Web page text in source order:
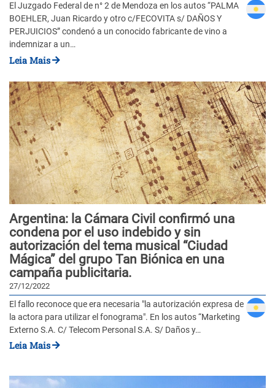
El Juzgado Federal de n° 2 de Mendoza en los autos “PALMA
BOEHLER, Juan Ricardo y otro c/FECOVITA s/ DAÑOS Y
PERJUICIOS” condenó a un conocido fabricante de vino a
indemnizar a un…
Leia Mais
Argentina: la Cámara Civil confirmó una
condena por el uso indebido y sin
autorización del tema musical “Ciudad
Mágica” del grupo Tan Biónica en una
campaña publicitaria.
27/12/2022
El fallo reconoce que era necesaria "la autorización expresa de
la actora para utilizar el fonograma". En los autos “Marketing
Externo S.A. C/ Telecom Personal S.A. S/ Daños y…
Leia Mais